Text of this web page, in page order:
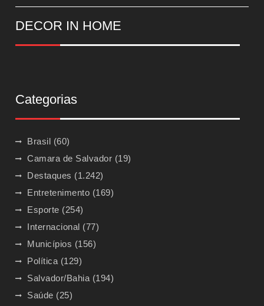
DECOR IN HOME
Categorias
Brasil (60)
Camara de Salvador (19)
Destaques (1.242)
Entretenimento (169)
Esporte (254)
Internacional (77)
Municípios (156)
Política (129)
Salvador/Bahia (194)
Saúde (25)